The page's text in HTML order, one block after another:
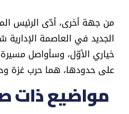
من جهة أخرى، أدّى الرئيس
الجديد في العاصمة الإدارية
خياري الأوّل، وسأواصل
على حدودها، هما حرب غزة
مواضيع ذات